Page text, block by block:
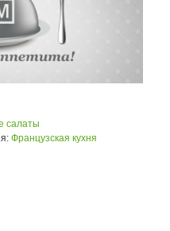
салаты
Французская кухня